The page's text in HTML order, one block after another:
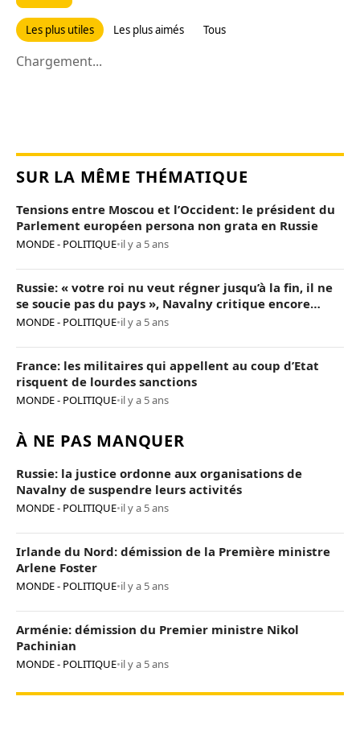
Les plus utiles Les plus aimés Tous
Chargement...
SUR LA MÊME THÉMATIQUE
Tensions entre Moscou et l’Occident: le président du
Parlement européen persona non grata en Russie
MONDE - POLITIQUE•il y a 5 ans
Russie: « votre roi nu veut régner jusqu’à la fin, il ne
se soucie pas du pays », Navalny critique encore
Poutine
MONDE - POLITIQUE•il y a 5 ans
France: les militaires qui appellent au coup d’Etat
risquent de lourdes sanctions
MONDE - POLITIQUE•il y a 5 ans
À NE PAS MANQUER
Russie: la justice ordonne aux organisations de
Navalny de suspendre leurs activités
MONDE - POLITIQUE•il y a 5 ans
Irlande du Nord: démission de la Première ministre
Arlene Foster
MONDE - POLITIQUE•il y a 5 ans
Arménie: démission du Premier ministre Nikol
Pachinian
MONDE - POLITIQUE•il y a 5 ans